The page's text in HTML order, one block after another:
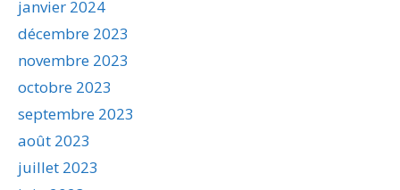
janvier 2024
décembre 2023
novembre 2023
octobre 2023
septembre 2023
août 2023
juillet 2023